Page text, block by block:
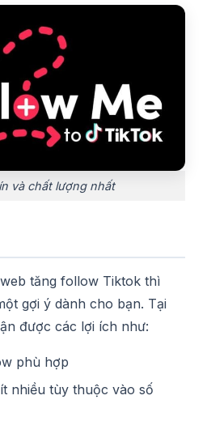
và chất lượng nhất
tăng follow Tiktok thì
gợi ý dành cho bạn. Tại
được các lợi ích như:
phù hợp
nhiều tùy thuộc vào số